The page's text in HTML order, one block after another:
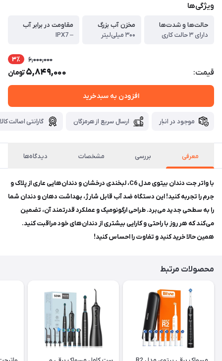
ویژگی‌ها
حالت‌ها و شدت‌ها
دارای ۳ حالت کاری
مخزن آب بزرگ
۳۰۰ میلی‌لیتر
مقاومت در برابر آب
– IPX7
قیمت:
6,000,000 3٪
5,849,000تومان
افزودن به سبدخرید
موجود در انبار ارسال سریع از هرمزگان گارانتی اصالت کالا
معرفی بررسی مشخصات دیدگاه‌ها
با واتر جت دندان بیتوی مدل C6، لبخندی درخشان و دندان‌هایی عاری از پلاک و
جرم را تجربه کنید! این دستگاه ضد آب قابل شارژ، بهداشت دهان و دندان شما
را به سطحی جدید می‌برد. طراحی ارگونومیک و عملکرد قدرتمند آن، تضمین
می‌کند که هر روز با راحتی و کارایی بیشتری از دندان‌های خود مراقبت کنید.
همین حالا خرید کنید و تفاوت را احساس کنید!
محصولات مرتبط